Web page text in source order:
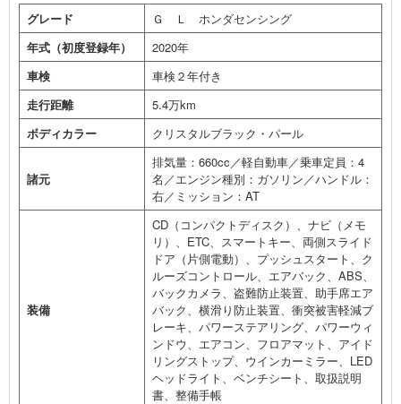
グレード
Ｇ Ｌ ホンダセンシング
年式（初度登録年）
2020年
車検
車検２年付き
走行距離
5.4万km
ボディカラー
クリスタルブラック・パール
諸元
排気量：660cc／軽自動車／乗車定員：4
名／エンジン種別：ガソリン／ハンドル：
右／ミッション：AT
装備
CD（コンパクトディスク）、ナビ（メモ
リ）、ETC、スマートキー、両側スライド
ドア（片側電動）、プッシュスタート、ク
ルーズコントロール、エアバック、ABS、
バックカメラ、盗難防止装置、助手席エア
バック、横滑り防止装置、衝突被害軽減ブ
レーキ、パワーステアリング、パワーウィ
ンドウ、エアコン、フロアマット、アイド
リングストップ、ウインカーミラー、LED
ヘッドライト、ベンチシート、取扱説明
書、整備手帳